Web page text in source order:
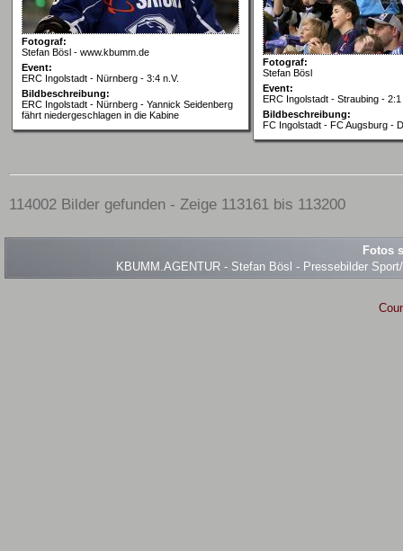
Fotograf:
Stefan Bösl - www.kbumm.de
Event:
ERC Ingolstadt - Nürnberg - 3:4 n.V.
Bildbeschreibung:
ERC Ingolstadt - Nürnberg - Yannick Seidenberg
fährt niedergeschlagen in die Kabine
Fotograf:
Stefan Bösl
Event:
ERC Ingolstadt - Straubing - 2:1
Bildbeschreibung:
FC Ingolstadt - FC Augsburg -
114002 Bilder gefunden - Zeige 113161 bis 113200
Fotos
KBUMM.AGENTUR - Stefan Bösl - Pressebilder